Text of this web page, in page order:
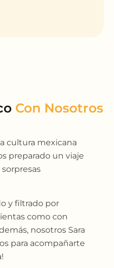
cultura mexicana
preparado un viaje
sorpresas
y filtrado por
como con
nosotros Sara
para acompañarte